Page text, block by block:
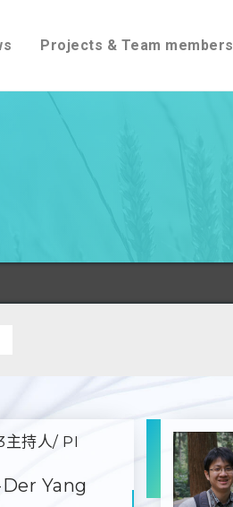
Projects & Team members
主持人/ PI
Yang